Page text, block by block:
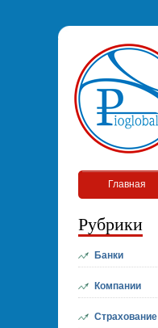
Главная
Рубрики
Банки
Компании
Страхование